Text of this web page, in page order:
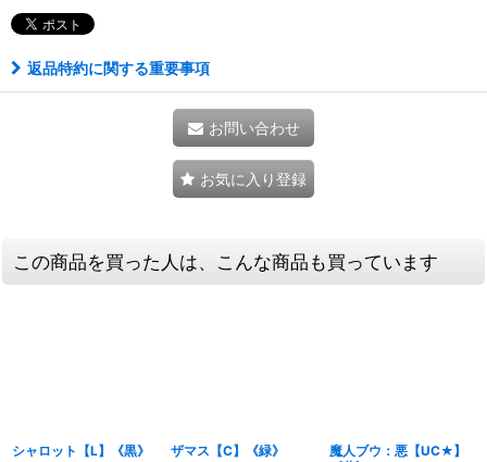
返品特約に関する重要事項
お問い合わせ
お気に入り登録
この商品を買った人は、こんな商品も買っています
シャロット【L】《黒》
ザマス【C】《緑》
魔人ブウ：悪【UC★】